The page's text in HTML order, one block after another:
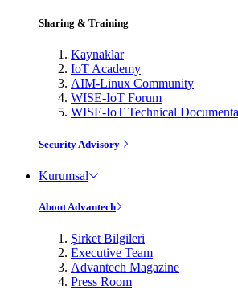
Sharing & Training
Kaynaklar
IoT Academy
AIM-Linux Community
WISE-IoT Forum
WISE-IoT Technical
Security Advisory
Kurumsal
About Advantech
Şirket Bilgileri
Executive Team
Advantech Magazine
Press Room